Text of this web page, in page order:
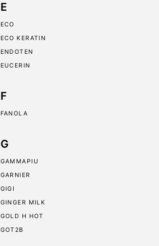
E
ECO
ECO KERATIN
ENDOTEN
EUCERIN
F
FANOLA
G
GAMMAPIU
GARNIER
GIGI
GINGER MILK
GOLD H HOT
GOT2B